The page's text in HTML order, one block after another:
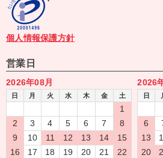
個人情報保護方針
営業日
2026年08月
日 月 火 水 木 金 土
1
2
3 4 5 6 7
8
9
10 11 12 13 14
15
16
17 18 19 20 21
22
2026
日
6
13
20